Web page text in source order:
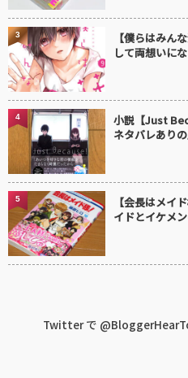
【僕らはみん
して両想いに
3
小説【Just
ネタバレあり
4
【会長はメイ
イドとイケメ
5
Twitter で